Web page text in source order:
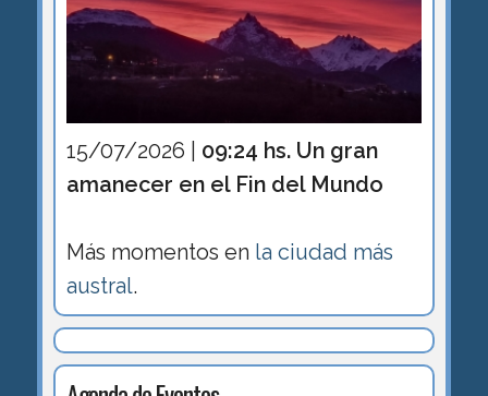
15/07/2026 | 09:24 hs. Un gran
amanecer en el Fin del Mundo
Más momentos en la ciudad más
austral.